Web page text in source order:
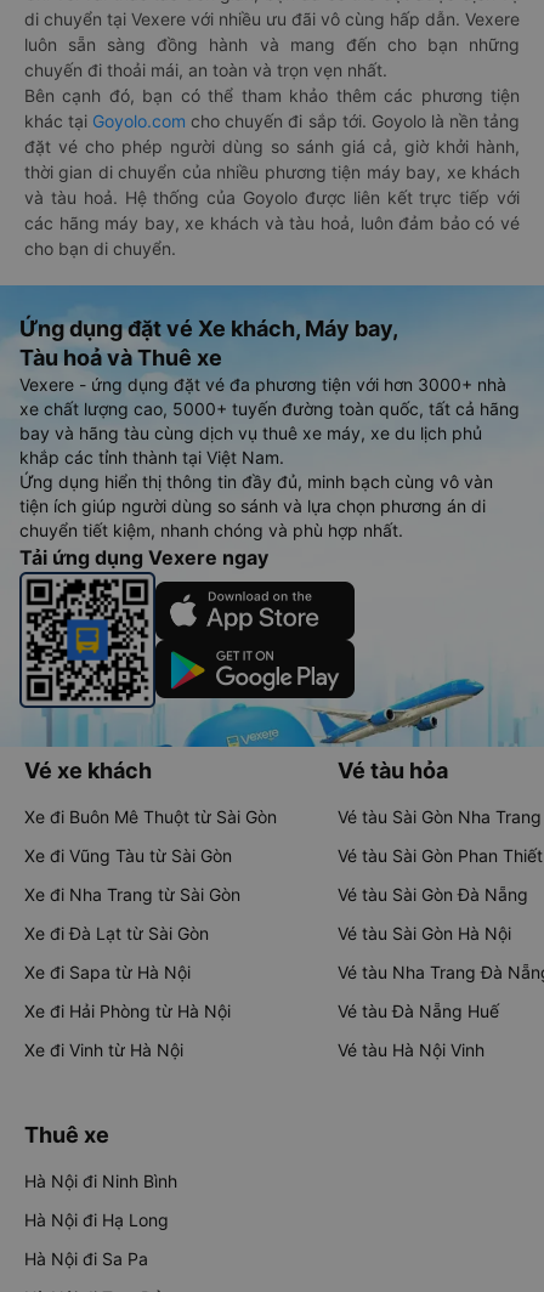
di chuyển tại Vexere với nhiều ưu đãi vô cùng hấp dẫn. Vexere
luôn sẵn sàng đồng hành và mang đến cho bạn những
chuyến đi thoải mái, an toàn và trọn vẹn nhất.
Bên cạnh đó, bạn có thể tham khảo thêm các phương tiện
khác tại Goyolo.com cho chuyến đi sắp tới. Goyolo là nền tảng
đặt vé cho phép người dùng so sánh giá cả, giờ khởi hành,
thời gian di chuyển của nhiều phương tiện máy bay, xe khách
và tàu hoả. Hệ thống của Goyolo được liên kết trực tiếp với
các hãng máy bay, xe khách và tàu hoả, luôn đảm bảo có vé
cho bạn di chuyển.
Ứng dụng đặt vé Xe khách, Máy bay,
Tàu hoả và Thuê xe
Vexere - ứng dụng đặt vé đa phương tiện với hơn 3000+ nhà
xe chất lượng cao, 5000+ tuyến đường toàn quốc, tất cả hãng
bay và hãng tàu cùng dịch vụ thuê xe máy, xe du lịch phủ
khắp các tỉnh thành tại Việt Nam.
Ứng dụng hiển thị thông tin đầy đủ, minh bạch cùng vô vàn
tiện ích giúp người dùng so sánh và lựa chọn phương án di
chuyển tiết kiệm, nhanh chóng và phù hợp nhất.
Tải ứng dụng Vexere ngay
Vé xe khách
Xe đi Buôn Mê Thuột từ Sài Gòn
Xe đi Vũng Tàu từ Sài Gòn
Xe đi Nha Trang từ Sài Gòn
Xe đi Đà Lạt từ Sài Gòn
Xe đi Sapa từ Hà Nội
Xe đi Hải Phòng từ Hà Nội
Xe đi Vinh từ Hà Nội
Vé tàu hỏa
Vé tàu Sài Gòn Nha Trang
Vé tàu Sài Gòn Phan Thiết
Vé tàu Sài Gòn Đà Nẵng
Vé tàu Sài Gòn Hà Nội
Vé tàu Nha Trang Đà
Vé tàu Đà Nẵng Huế
Vé tàu Hà Nội Vinh
Thuê xe
Hà Nội đi Ninh Bình
Hà Nội đi Hạ Long
Hà Nội đi Sa Pa